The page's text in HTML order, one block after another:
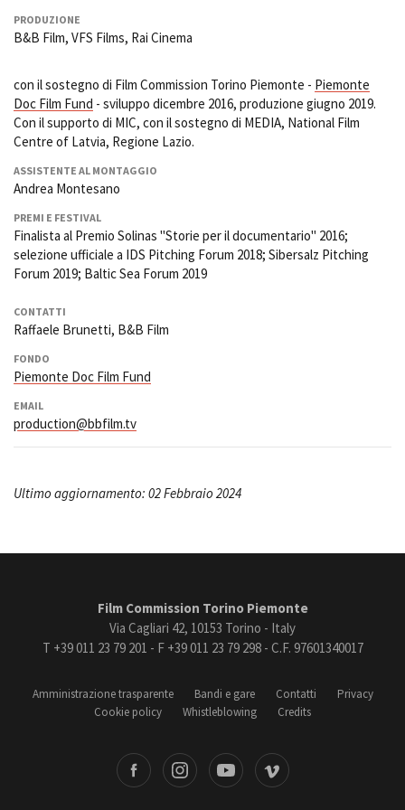
PRODUZIONE
B&B Film, VFS Films, Rai Cinema
con il sostegno di Film Commission Torino Piemonte - Piemonte
Doc Film Fund - sviluppo dicembre 2016, produzione giugno 2019.
Con il supporto di MIC, con il sostegno di MEDIA, National Film
Centre of Latvia, Regione Lazio.
ASSISTENTE AL MONTAGGIO
Andrea Montesano
PREMI E FESTIVAL
Finalista al Premio Solinas "Storie per il documentario" 2016;
selezione ufficiale a IDS Pitching Forum 2018; Sibersalz Pitching
Forum 2019; Baltic Sea Forum 2019
CONTATTI
Raffaele Brunetti, B&B Film
FONDO
Piemonte Doc Film Fund
EMAIL
production@bbfilm.tv
Ultimo aggiornamento: 02 Febbraio 2024
Film Commission Torino Piemonte
Via Cagliari 42, 10153 Torino - Italy
T +39 011 23 79 201 - F +39 011 23 79 298 - C.F. 97601340017
Amministrazione trasparente Bandi e gare Contatti
Privacy
Cookie policy
Whistleblowing Credits
Vimeo